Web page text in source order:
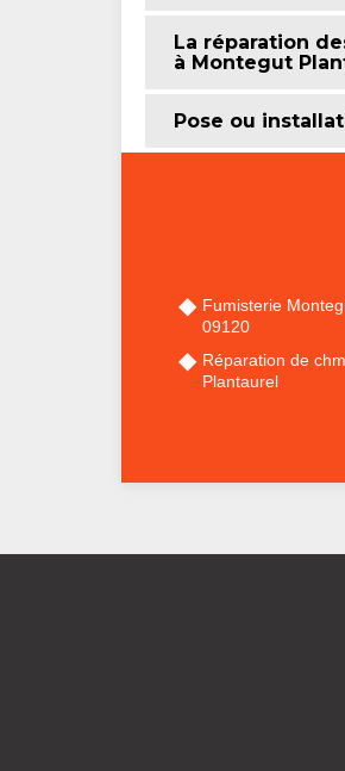
La réparation
à Montegut
Pose ou
Fumisterie
09120
Réparation de
Plantaurel